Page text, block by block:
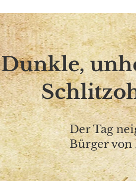
Dunkle,
Der Tag
Bürger von